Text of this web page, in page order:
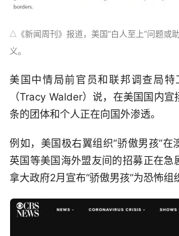
△ 《新闻周刊》报道，美国“白人至上”问题或
义。
美国中情局前官员和联邦调查局特
（Tracy Walder）说，在美国国内
条的团体和个人正在向国外渗透。
例如，美国极右翼组织“骄傲男孩”在
英国等美国海外盟友间的招募正在急
拿大政府2月宣布“骄傲男孩”为恐怖组